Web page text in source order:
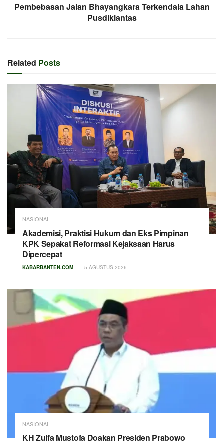
Pembebasan Jalan Bhayangkara Terkendala Lahan
Pusdiklantas
Related Posts
NASIONAL
Akademisi, Praktisi Hukum dan Eks Pimpinan
KPK Sepakat Reformasi Kejaksaan Harus
Dipercepat
KABARBANTEN.COM 5 AGUSTUS 2026
NASIONAL
KH Zulfa Mustofa Doakan Presiden Prabowo